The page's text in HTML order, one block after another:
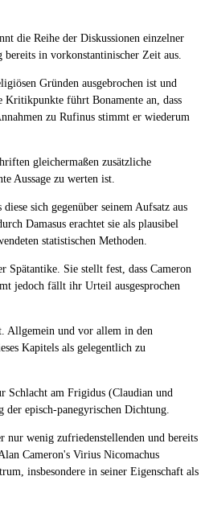
die Reihe der Diskussionen einzelner
in vorkonstantinischer Zeit aus.
Gründen ausgebrochen ist und
Kritikpunkte führt Bonamente an, dass
zu Rufinus stimmt er wiederum
gleichermaßen zusätzliche
Aussage zu werten ist.
sich gegenüber seinem Aufsatz aus
Damasus erachtet sie als plausibel
statistischen Methoden.
Sie stellt fest, dass Cameron
jedoch fällt ihr Urteil ausgesprochen
Allgemein und vor allem in den
Kapitels als gelegentlich zu
Schlacht am Frigidus (Claudian und
episch-panegyrischen Dichtung.
nur wenig zufriedenstellenden und bereits
Cameron's Virius Nicomachus
insbesondere in seiner Eigenschaft als